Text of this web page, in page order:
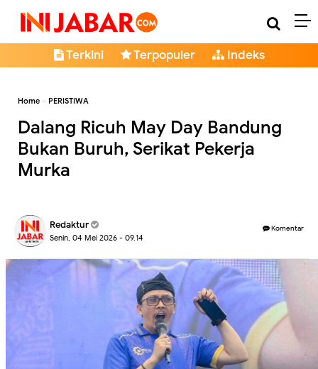
Terkini Terpopuler Indeks
Home » PERISTIWA
Dalang Ricuh May Day Bandung
Bukan Buruh, Serikat Pekerja
Murka
Redaktur
Senin, 04 Mei 2026 - 09.14
Komentar